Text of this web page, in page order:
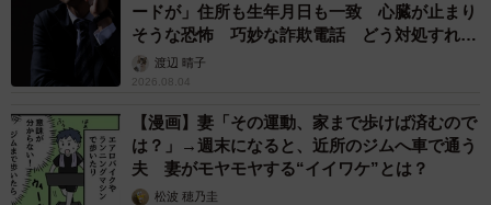
4/7
【Q3】あなたは「YouTubeパートナープログラム認定」を受けています
か？（提供画像）
ードが」住所も生年月日も一致 心臓が止まり
そうな恐怖 巧妙な詐欺電話 どう対処すれ
ば…渡辺 晴子
2026.08.04
【漫画】妻「その運動、家まで歩けば済むので
は？」→週末になると、近所のジムへ車で通う
夫 妻がモヤモヤする“イイワケ”とは？
松波 穂乃圭